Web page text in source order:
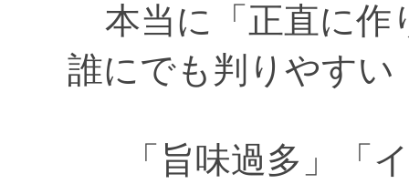
本当に「正直に作
誰にでも判りやすい
「旨味過多」「